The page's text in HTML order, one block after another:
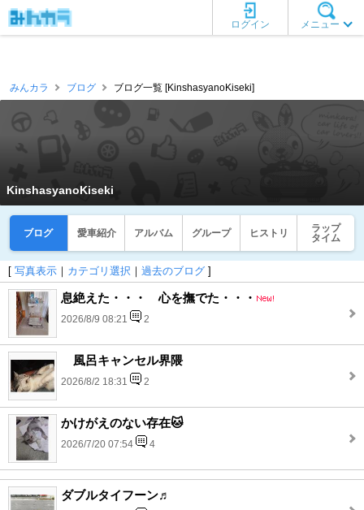
メニュー
ログイン
みんカラ ブログ ブログ一覧 [KinshasyanoKiseki]
KinshasyanoKiseki
ブログ 愛車紹介 アルバム グループ ヒストリ
ラップ
タイム
[ 写真表示 ｜ カテゴリ選択 ｜ 過去のブログ ]
息絶えた・・・ 心を撫でた・・・
2026/8/9 08:21 2
風呂キャンセル界隈
2026/8/2 18:31 2
かけがえのない存在🐱
2026/7/20 07:54 4
ダブルタイフーン♬